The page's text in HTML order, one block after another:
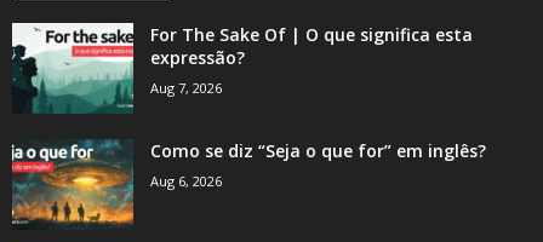
For The Sake Of | O que significa esta
expressão?
Aug 7, 2026
Como se diz “Seja o que for” em inglês?
Aug 6, 2026